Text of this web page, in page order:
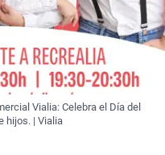
Vialia: Celebra el Día del
hijos. | Vialia